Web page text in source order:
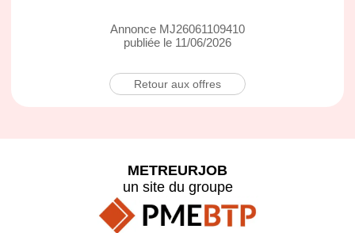
Annonce MJ26061109410
publiée le 11/06/2026
Retour aux offres
METREURJOB
un site du groupe